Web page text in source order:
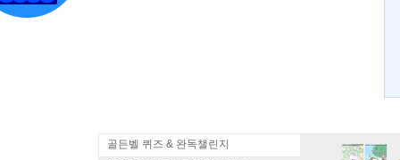
골든벨 퀴즈 & 완독챌린지